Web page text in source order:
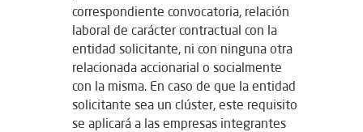
correspondiente convocatoria, relación
laboral de carácter contractual con la
entidad solicitante, ni con ninguna otra
relacionada accionarial o socialmente
con la misma. En caso de que la entidad
solicitante sea un clúster, este requisito
se aplicará a las empresas integrantes